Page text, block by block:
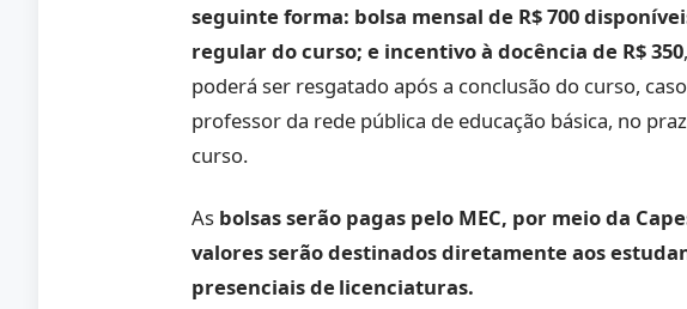
seguinte forma: bolsa mensal de R$ 700
regular do curso; e incentivo à docência de R$ 350
poderá ser resgatado após a conclusão do curso,
professor da rede pública de educação básica, no
curso.
As bolsas serão pagas pelo MEC, por meio da
valores serão destinados diretamente aos
presenciais de licenciaturas.